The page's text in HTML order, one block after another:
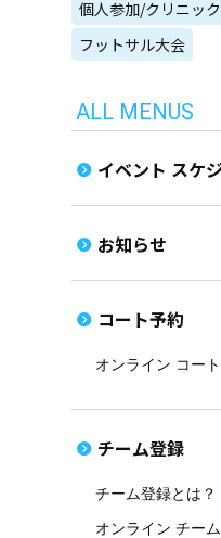
個人参加/クリニック
フットサル大会
ALL MENUS
イベント スケ
お知らせ
コート予約
オンライン コー
チーム登録
チーム登録とは？
オンライン チー